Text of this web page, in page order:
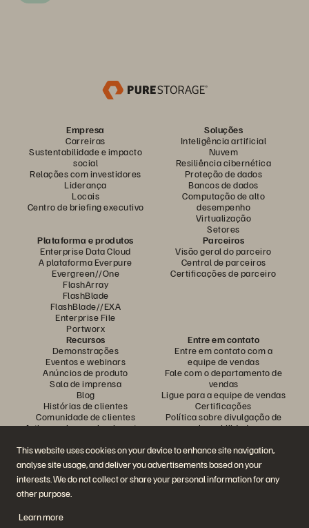
This website uses cookies on your device to enhance site navigation,
analyse site usage, and deliver you advertisements based on your
interests. We do not collect or share your personal information for any
other purpose.
Learn more
Empresa
Carreiras
Sustentabilidade e impacto
social
Relações com investidores
Liderança
Locais
Centro de briefing executivo
Soluções
Inteligência artificial
Nuvem
Resiliência cibernética
Proteção de dados
Bancos de dados
Computação de alto
desempenho
Virtualização
Setores
Plataforma e produtos
Enterprise Data Cloud
A plataforma Everpure
Evergreen//One
FlashArray
FlashBlade
FlashBlade//EXA
Enterprise File
Portworx
Parceiros
Visão geral do parceiro
Central de parceiros
Certificações de parceiro
Recursos
Demonstrações
Eventos e webinars
Anúncios de produto
Sala de imprensa
Blog
Histórias de clientes
Comunidade de clientes
Artigos sobre conhecimentos
Entre em contato
Entre em contato com a
equipe de vendas
Fale com o departamento de
vendas
Ligue para a equipe de vendas
Certificações
Política sobre divulgação de
vulnerabilidades
Participe da conversa
Siga todas as redes sociais da Everpure